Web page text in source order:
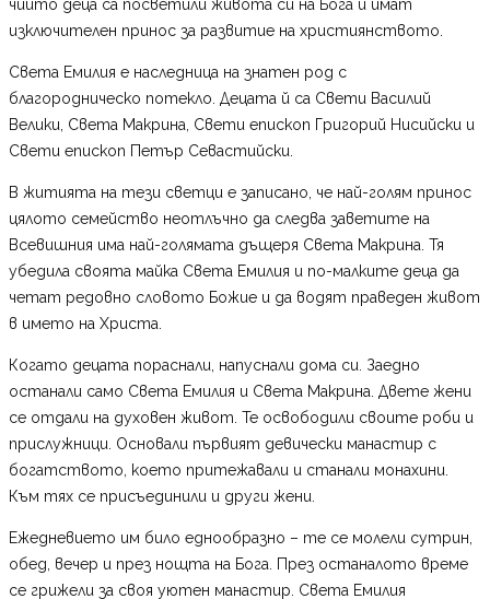
чиито деца са посветили живота си на Бога и имат
изключителен принос за развитие на християнството.
Света Емилия е наследница на знатен род с
благородническо потекло. Децата й са Свети Василий
Велики, Света Макрина, Свети епископ Григорий Нисийски и
Свети епископ Петър Севастийски.
В житията на тези светци е записано, че най-голям принос
цялото семейство неотлъчно да следва заветите на
Всевишния има най-голямата дъщеря Света Макрина. Тя
убедила своята майка Света Емилия и по-малките деца да
четат редовно словото Божие и да водят праведен живот
в името на Христа.
Когато децата пораснали, напуснали дома си. Заедно
останали само Света Емилия и Света Макрина. Двете жени
се отдали на духовен живот. Те освободили своите роби и
прислужници. Основали първият девически манастир с
богатството, което притежавали и станали монахини.
Към тях се присъединили и други жени.
Ежедневието им било еднообразно – те се молели сутрин,
обед, вечер и през нощта на Бога. През останалото време
се грижели за своя уютен манастир. Света Емилия